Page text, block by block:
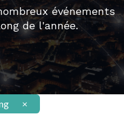
événements
de l'année.
×